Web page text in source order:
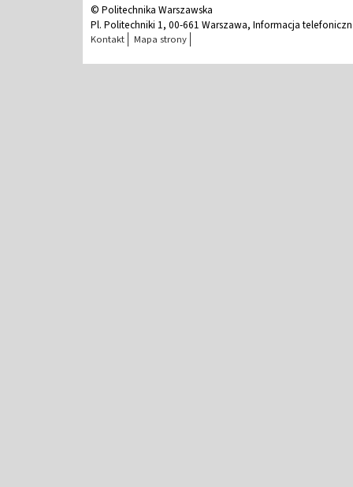
© Politechnika Warszawska
Pl. Politechniki 1, 00-661 Warszawa, Informacja
Kontakt Mapa strony